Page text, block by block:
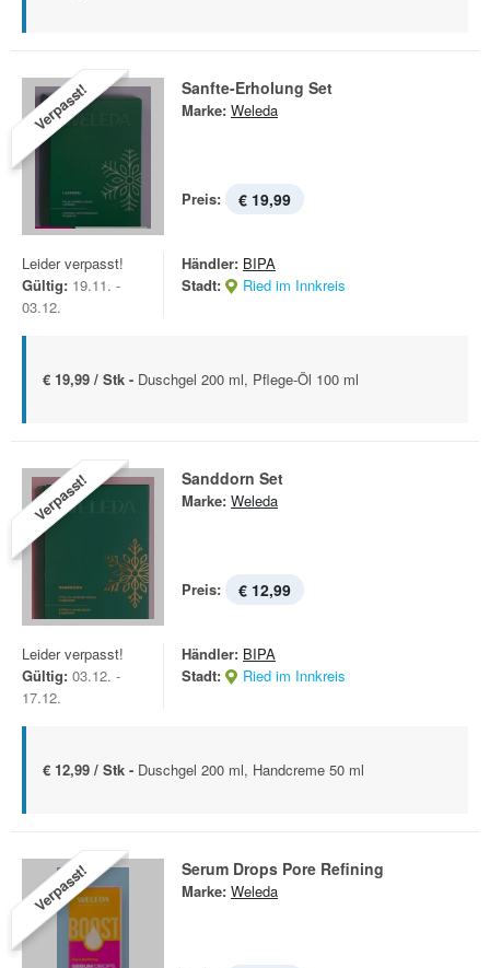
Verpasst! Sanfte-Erholung Set
Marke: Weleda
Preis: € 19,99
Leider verpasst!
Gültig: 19.11. -
03.12.
Händler: BIPA
Stadt:
Ried im Innkreis
€ 19,99 / Stk - Duschgel 200 ml, Pflege-Öl 100 ml
Verpasst! Sanddorn Set
Marke: Weleda
Preis: € 12,99
Leider verpasst!
Gültig: 03.12. -
17.12.
Händler: BIPA
Stadt:
Ried im Innkreis
€ 12,99 / Stk - Duschgel 200 ml, Handcreme 50 ml
Verpasst! Serum Drops Pore Refining
Marke: Weleda